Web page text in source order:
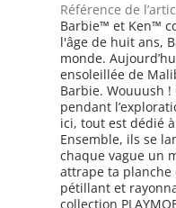
Référence de
Barbie™ et Ken™
l'âge de huit ans,
monde.
ensoleillée de
Barbie. Wouuush
pendant
ici, tout est dédié
Ensemble, ils se
chaque vague un
attrape ta planche
pétillant et
collection